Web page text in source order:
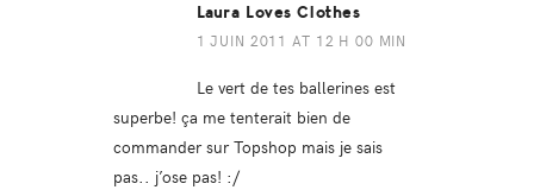
Laura Loves Clothes
1 JUIN 2011 AT 12 H 00 MIN
Le vert de tes ballerines est
superbe! ça me tenterait bien de
commander sur Topshop mais je sais
pas.. j’ose pas! :/